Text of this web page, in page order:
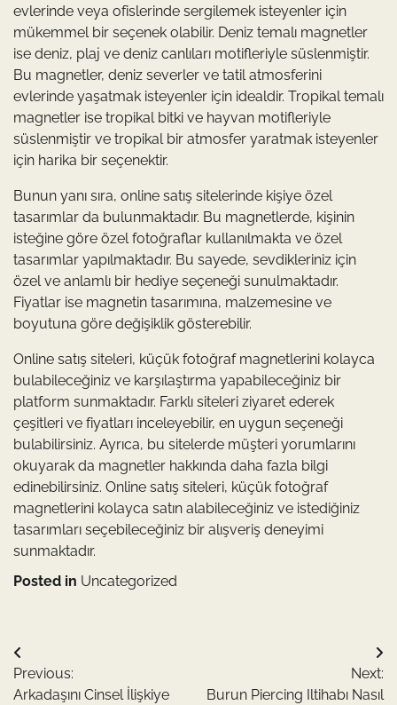
evlerinde veya ofislerinde sergilemek isteyenler için
mükemmel bir seçenek olabilir. Deniz temalı magnetler
ise deniz, plaj ve deniz canlıları motifleriyle süslenmiştir.
Bu magnetler, deniz severler ve tatil atmosferini
evlerinde yaşatmak isteyenler için idealdir. Tropikal temalı
magnetler ise tropikal bitki ve hayvan motifleriyle
süslenmiştir ve tropikal bir atmosfer yaratmak isteyenler
için harika bir seçenektir.
Bunun yanı sıra, online satış sitelerinde kişiye özel
tasarımlar da bulunmaktadır. Bu magnetlerde, kişinin
isteğine göre özel fotoğraflar kullanılmakta ve özel
tasarımlar yapılmaktadır. Bu sayede, sevdikleriniz için
özel ve anlamlı bir hediye seçeneği sunulmaktadır.
Fiyatlar ise magnetin tasarımına, malzemesine ve
boyutuna göre değişiklik gösterebilir.
Online satış siteleri, küçük fotoğraf magnetlerini kolayca
bulabileceğiniz ve karşılaştırma yapabileceğiniz bir
platform sunmaktadır. Farklı siteleri ziyaret ederek
çeşitleri ve fiyatları inceleyebilir, en uygun seçeneği
bulabilirsiniz. Ayrıca, bu sitelerde müşteri yorumlarını
okuyarak da magnetler hakkında daha fazla bilgi
edinebilirsiniz. Online satış siteleri, küçük fotoğraf
magnetlerini kolayca satın alabileceğiniz ve istediğiniz
tasarımları seçebileceğiniz bir alışveriş deneyimi
sunmaktadır.
Posted in Uncategorized
Yazı
gezinmesi
Previous:
Arkadaşını Cinsel İlişkiye
Next:
Burun Piercing Iltihabı Nasıl